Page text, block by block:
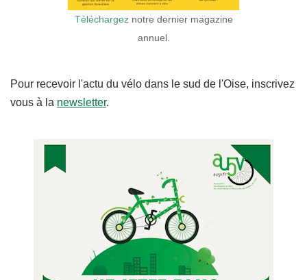
Téléchargeznotre dernier magazine
annuel.
Pour recevoir l'actu du vélo dans le sud de l'Oise, inscrivez
vous à la newsletter.